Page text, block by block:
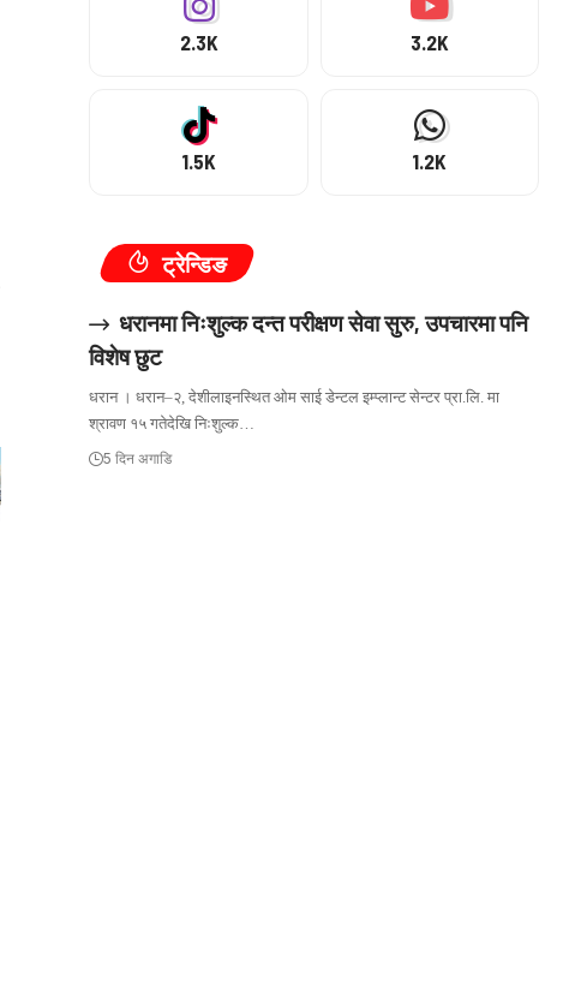
2.3K 3.2K
1.5K 1.2K
ट्रेन्डिङ
धरानमा निःशुल्क दन्त परीक्षण सेवा सुरु, उपचारमा पनि
विशेष छुट
धरान । धरान–२, देशीलाइनस्थित ओम साई डेन्टल इम्प्लान्ट सेन्टर प्रा.लि. मा
श्रावण १५ गतेदेखि निःशुल्क…
5 दिन अगाडि